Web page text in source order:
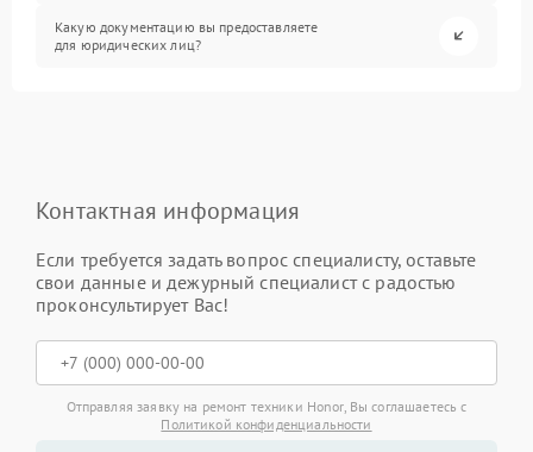
Какую документацию вы предоставляете
для юридических лиц?
Контактная информация
Если требуется задать вопрос специалисту, оставьте
свои данные и дежурный специалист с радостью
проконсультирует Вас!
Отправляя заявку на ремонт техники Honor, Вы соглашаетесь с
Политикой конфиденциальности